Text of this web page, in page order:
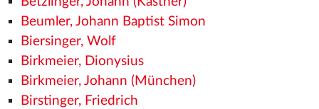
Beumler, Johann Baptist Simon
Biersinger, Wolf
Birkmeier, Dionysius
Birkmeier, Johann (München)
Birstinger, Friedrich